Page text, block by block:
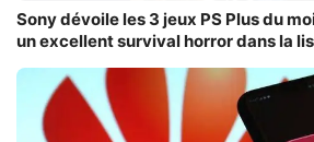
Sony dévoile les 3 jeux PS Plus du
un excellent survival horror dans la